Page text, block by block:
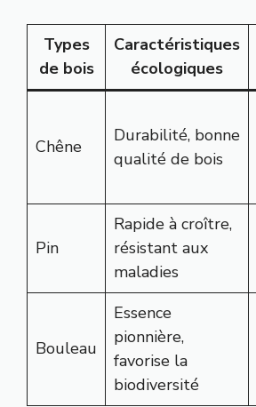
Types
de bois
Caractéristiques
écologiques
Chêne
Durabilité, bonne
qualité de bois
Pin
Rapide à croître,
résistant aux
maladies
Bouleau
Essence
pionnière,
favorise la
biodiversité